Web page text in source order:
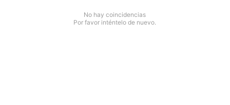
No hay coincidencias
Por favor inténtelo de nuevo.